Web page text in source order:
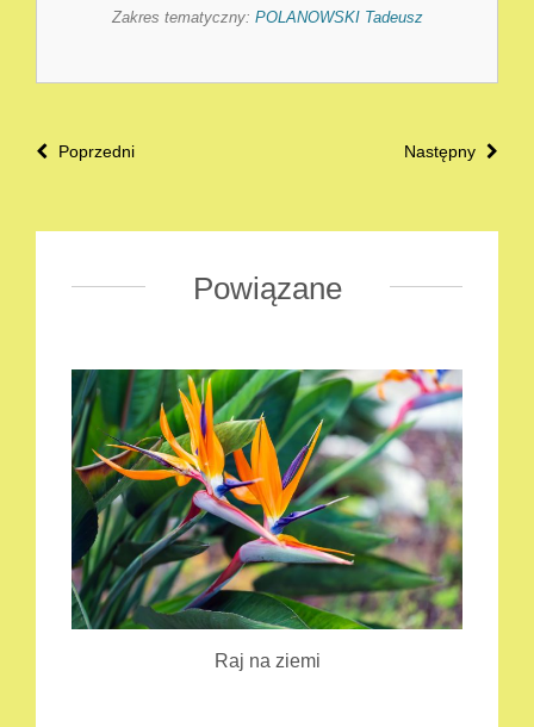
Zakres tematyczny: POLANOWSKI Tadeusz
Następny
Poprzedni
Powiązane
Raj na ziemi